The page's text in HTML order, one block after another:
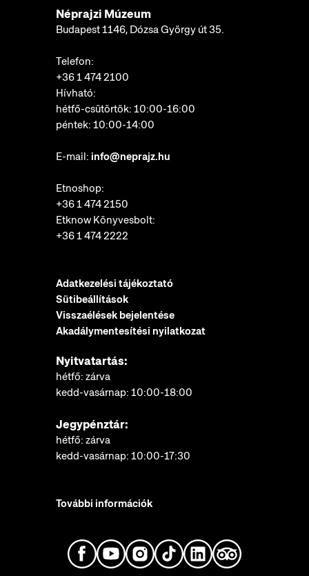
Néprajzi Múzeum
Budapest 1146, Dózsa György út 35.
Telefon:
+36 1 474 2100
Hívható:
hétfő-csütörtök: 10:00-16:00
péntek: 10:00-14:00
E-mail: info@neprajz.hu
Etnoshop:
+36 1 474 2150
Etknow Könyvesbolt:
+36 1 474 2222
Adatkezelési tájékoztató
Sütibeállítások
Visszaélések bejelentése
Akadálymentesítési nyilatkozat
Nyitvatartás:
hétfő: zárva
kedd-vasárnap: 10:00-18:00
Jegypénztár:
hétfő: zárva
kedd-vasárnap: 10:00-17:30
További információk